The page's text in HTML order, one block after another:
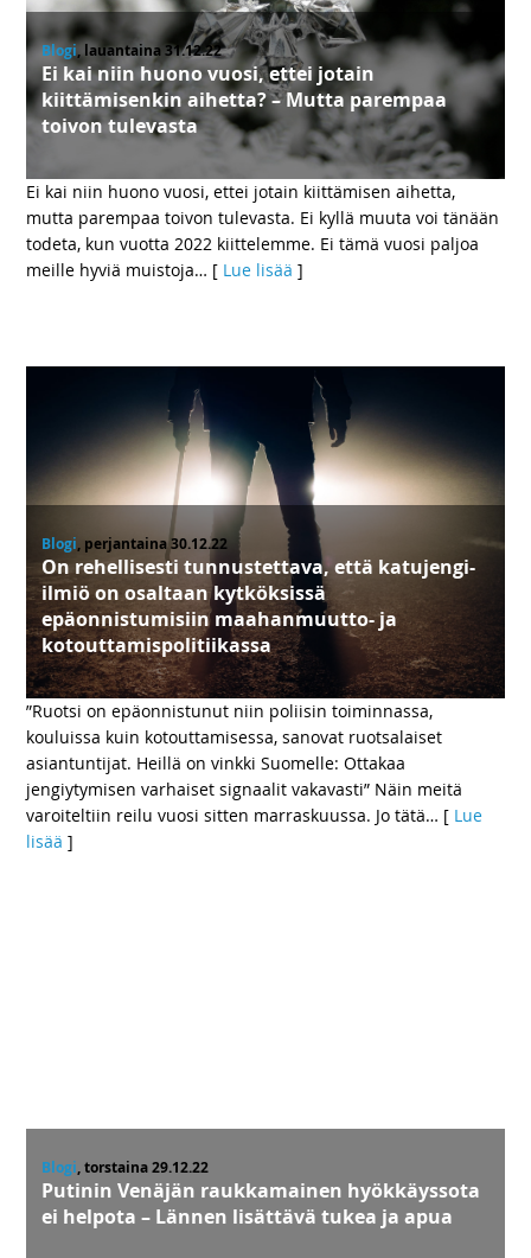
Blogi, lauantaina 31.12.22
Ei kai niin huono vuosi, ettei jotain
kiittämisenkin aihetta? – Mutta parempaa
toivon tulevasta
Ei kai niin huono vuosi, ettei jotain kiittämisen aihetta,
mutta parempaa toivon tulevasta. Ei kyllä muuta voi tänään
todeta, kun vuotta 2022 kiittelemme. Ei tämä vuosi paljoa
meille hyviä muistoja… [ Lue lisää ]
Blogi, perjantaina 30.12.22
On rehellisesti tunnustettava, että katujengi-
ilmiö on osaltaan kytköksissä
epäonnistumisiin maahanmuutto- ja
kotouttamispolitiikassa
”Ruotsi on epäonnistunut niin poliisin toiminnassa,
kouluissa kuin kotouttamisessa, sanovat ruotsalaiset
asiantuntijat. Heillä on vinkki Suomelle: Ottakaa
jengiytymisen varhaiset signaalit vakavasti” Näin meitä
varoiteltiin reilu vuosi sitten marraskuussa. Jo tätä… [ Lue
lisää ]
Blogi, torstaina 29.12.22
Putinin Venäjän raukkamainen hyökkäyssota
ei helpota – Lännen lisättävä tukea ja apua